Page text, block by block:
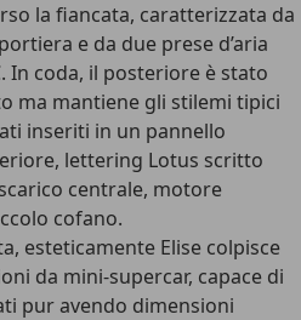
la fiancata, caratterizzata da
e da due prese d’aria
In coda, il posteriore è stato
ma mantiene gli stilemi tipici
inseriti in un pannello
lettering Lotus scritto
centrale, motore
cofano.
esteticamente Elise colpisce
da mini-supercar, capace di
pur avendo dimensioni